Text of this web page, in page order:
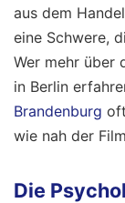
aus dem
eine Schwere,
Wer mehr über
in Berlin
Brandenburg
wie nah der
Die